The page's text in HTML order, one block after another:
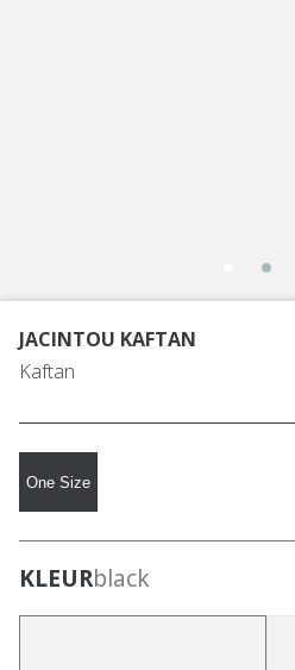
JACINTOU KAFTAN
Kaftan
One Size
KLEURblack